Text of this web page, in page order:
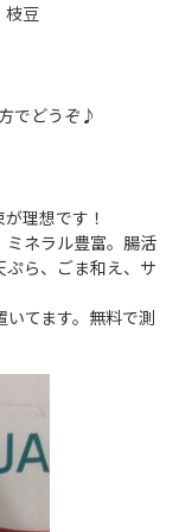
枝豆
でどうぞ♪
理想です！
ネラル豊富。腸活
ぷら、ごま和え、サ
てます。無料で測